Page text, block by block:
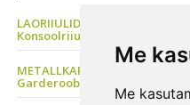
Me
Me
LAORIIULID Metallriiul,
Konsoolriiul, Korrusladu
METALLKAPP Metallist
Garderoobikapp, Tööriistakapp